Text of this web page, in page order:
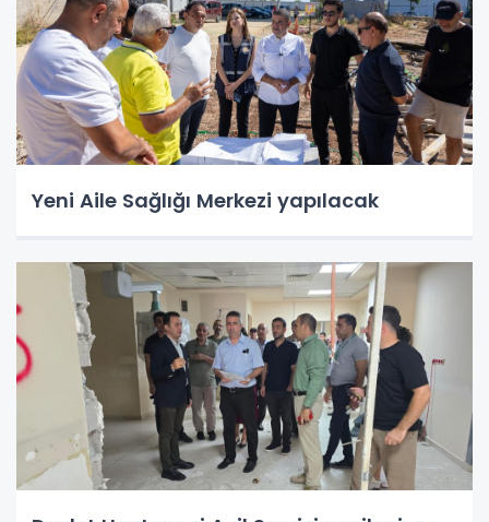
Yeni Aile Sağlığı Merkezi yapılacak